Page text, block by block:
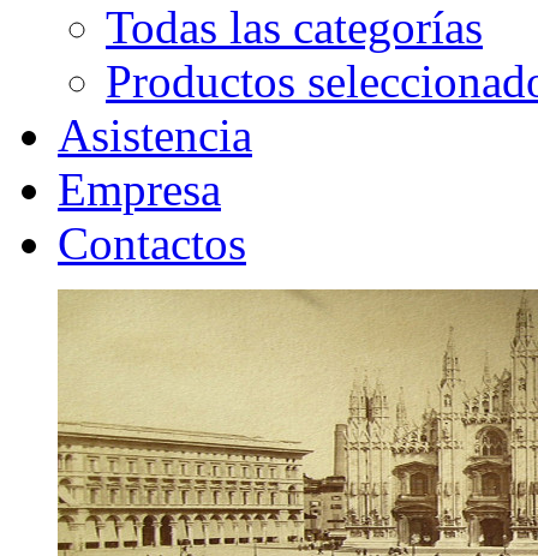
Todas las categorías
Productos
Asistencia
Empresa
Contactos